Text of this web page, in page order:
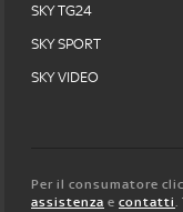
SKY TG24
SKY SPORT
SKY VIDEO
Per il consumatore
assistenza e contatti.